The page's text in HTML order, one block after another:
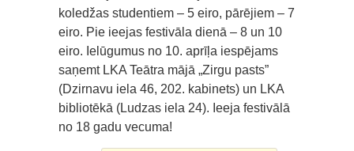
koledžas studentiem – 5 eiro, pārējiem – 7
eiro. Pie ieejas festivāla dienā – 8 un 10
eiro. Ielūgumus no 10. aprīļa iespējams
saņemt LKA Teātra mājā „Zirgu pasts”
(Dzirnavu iela 46, 202. kabinets) un LKA
bibliotēkā (Ludzas iela 24). Ieeja festivālā
no 18 gadu vecuma!